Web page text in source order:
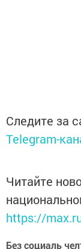
Следите за
Telegram-
Читайте
https://
Без социаль